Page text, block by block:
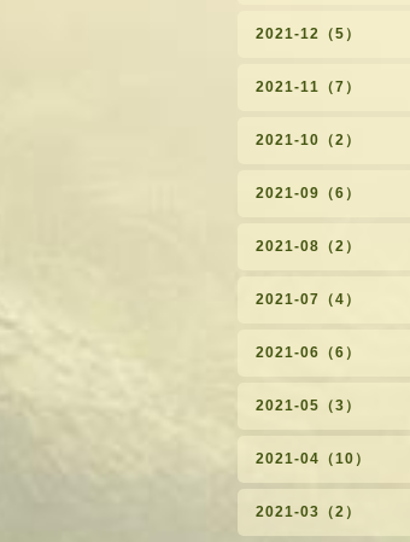
2021-12（5）
2021-11（7）
2021-10（2）
2021-09（6）
2021-08（2）
2021-07（4）
2021-06（6）
2021-05（3）
2021-04（10）
2021-03（2）